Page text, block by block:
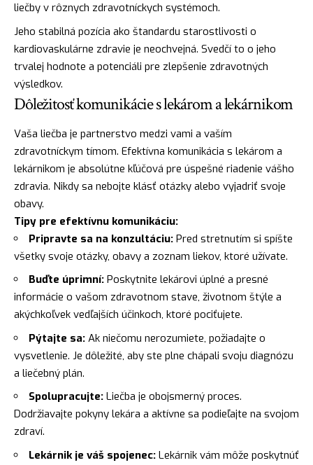
liečby v rôznych zdravotníckych systémoch.
Jeho stabilná pozícia ako štandardu starostlivosti o
kardiovaskulárne zdravie je neochvejná. Svedčí to o jeho
trvalej hodnote a potenciáli pre zlepšenie zdravotných
výsledkov.
Dôležitosť komunikácie s lekárom a lekárnikom
Vaša liečba je partnerstvo medzi vami a vaším
zdravotníckym tímom. Efektívna komunikácia s lekárom a
lekárnikom je absolútne kľúčová pre úspešné riadenie vášho
zdravia. Nikdy sa nebojte klásť otázky alebo vyjadriť svoje
obavy.
Tipy pre efektívnu komunikáciu:
Pripravte sa na konzultáciu: Pred stretnutím si spíšte
všetky svoje otázky, obavy a zoznam liekov, ktoré užívate.
Buďte úprimní: Poskytnite lekárovi úplné a presné
informácie o vašom zdravotnom stave, životnom štýle a
akýchkoľvek vedľajších účinkoch, ktoré pociťujete.
Pýtajte sa: Ak niečomu nerozumiete, požiadajte o
vysvetlenie. Je dôležité, aby ste plne chápali svoju diagnózu
a liečebný plán.
Spolupracujte: Liečba je obojsmerný proces.
Dodržiavajte pokyny lekára a aktívne sa podieľajte na svojom
zdraví.
Lekárnik je váš spojenec: Lekárnik vám môže poskytnúť